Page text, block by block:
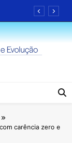
3126
3126
carência zero e